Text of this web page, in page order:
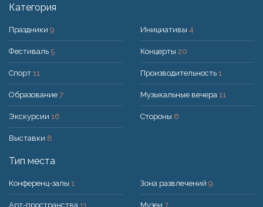
Категория
Праздники 9
Фестиваль 5
Спорт 11
Образование 7
Экскурсии 16
Выставки 8
Инициативы 4
Концерты 20
Производительность 1
Музыкальные вечера 11
Стороны 6
Тип места
Конференц-залы 1
Арт-пространства 11
Зона развлечений 9
Музеи 7